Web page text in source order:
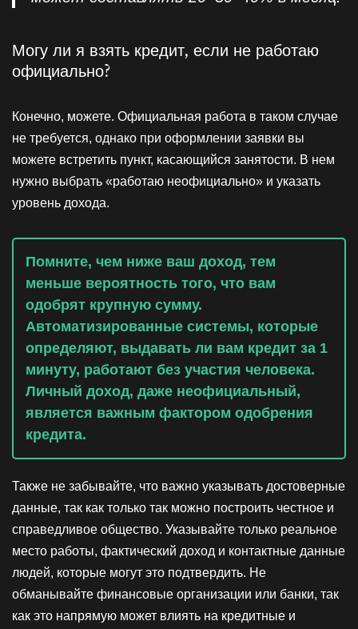
Могу ли я взять кредит, если не работаю
официально?
Конечно, можете. Официальная работа в таком случае
не требуется, однако при оформлении заявки вы
можете встретить пункт, касающийся занятости. В нем
нужно выбрать «работаю неофициально» и указать
уровень дохода.
Помните, чем ниже ваш доход, тем
меньше вероятность того, что вам
одобрят крупную сумму.
Автоматизированные системы, которые
определяют, выдавать ли вам кредит за 1
минуту, работают без участия человека.
Личный доход, даже неофициальный,
является важным фактором одобрения
кредита.
Также не забывайте, что важно указывать достоверные
данные, так как только так можно построить честное и
справедливое общество. Указывайте только реальное
место работы, фактический доход и контактные данные
людей, которые могут это подтвердить. Не
обманывайте финансовые организации или банки, так
как это напрямую может влиять на кредитные и